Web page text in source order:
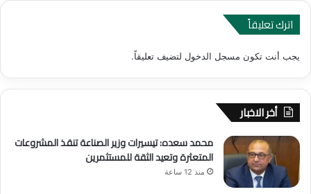
اترك تعليقاً
يجب أنت تكون مسجل الدخول لتضيف تعليقاً.
أخر الاخبار
محمد سعده: تيسيرات وزير الصناعة تنقذ المشروعات
المتعثرة وتعيد الثقة للمستثمرين
منذ 12 ساعة